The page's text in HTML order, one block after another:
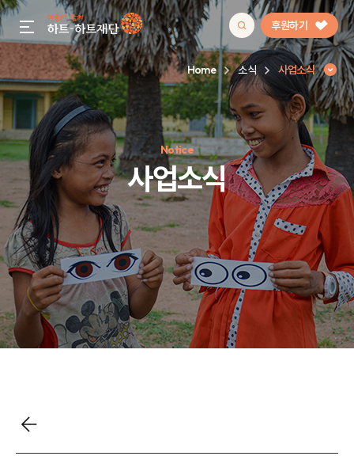
gnb menu open 후원하기
인기 키워드
#정기후원#하트플레이스#캠페인#팬덤후원
Home 소식 사업소식
Notice
사업소식
사업소식